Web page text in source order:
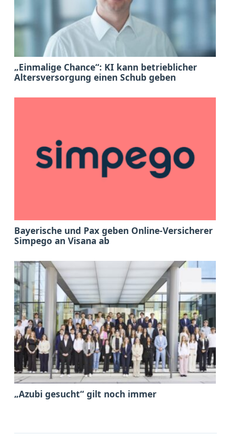
„Einmalige Chance“: KI kann betrieblicher
Altersversorgung einen Schub geben
Bayerische und Pax geben Online-Versicherer
Simpego an Visana ab
„Azubi gesucht“ gilt noch immer